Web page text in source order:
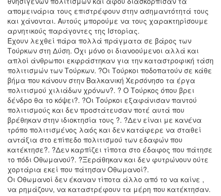
απομεινάρια τους επιστρέφουν στην ασημαντότητά τους
και χάνονται. Αυτούς μπορούμε να τους χαρακτηρίσουμε
αρνητικούς παράγοντες της Ιστορίας.
Έχουν λεχθεί πάρα πολλά πράγματα σε βάρος των
Τούρκων στη Δύση. Όχι μόνο οι διανοούμενοι αλλά και
απλοί άνθρωποι εκφράστηκαν για την καταστροφική τάση
πολιτισμών των Τούρκων. ?Οι Τούρκοι ποδοπατούν σε κάθε
βήμα που κάνουν στην Βαλκανική Χερσόνησο τα έργα
πολιτισμού χιλιάδων χρόνων?. ? Ο Τούρκος όπου βρει
δένδρο θα το κόψει?. ?Οι Τούρκοι εξαφάνισαν παντού
πολιτισμούς και δεν προστάτευσαν ποτέ αυτά που
βρέθηκαν στην ιδιοκτησία τους ?. ?Δεν είναι με κανένα
τρόπο πολιτισμένος λαός και δεν κατάφερε να σταθεί
αντάξια στο επίπεδο πολιτισμού των εδαφών που
κατέκτησε?. ?Δεν καρπίζει τίποτα στο έδαφος που πάτησε
το πόδι Οθωμανού?. ?Ξεράθηκαν και δεν φυτρώνουν ούτε
χορτάρια εκεί που πάτησαν Οθωμανοί?.
Οι Οθωμανοί δεν έκαναν τίποτα άλλο από το να καίνε ,
να ρημάζουν, να καταστρέφουν τα μέρη που κατέκτησαν.